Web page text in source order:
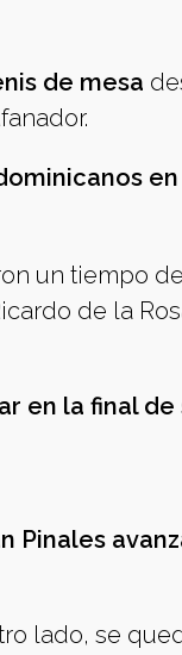
de mesa
un tiempo
de la
en la final
Pinales
lado, se